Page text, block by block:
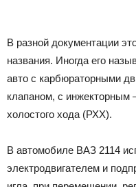
В разной документации
названия. Иногда его
авто с карбюраторными
клапаном, с инжекторным
холостого хода (РХХ).
В автомобиле ВАЗ 2114
электродвигателем и